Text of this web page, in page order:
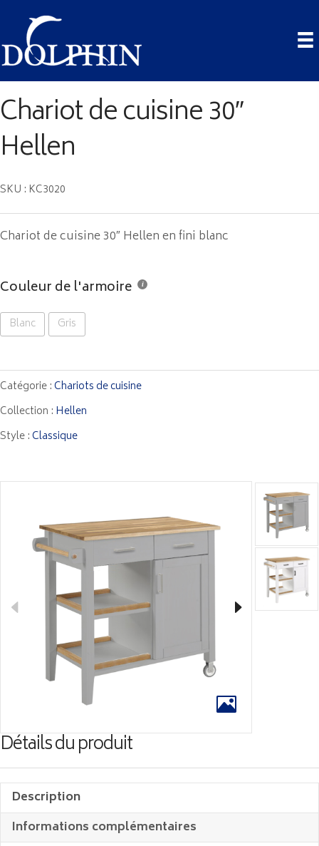
Chariot de cuisine 30″
Hellen
SKU : KC3020
Chariot de cuisine 30″ Hellen en fini blanc
Couleur de l'armoire
Blanc Gris
Catégorie :Chariots de cuisine
Collection : Hellen
Style :Classique
Détails du produit
Description
Informations complémentaires